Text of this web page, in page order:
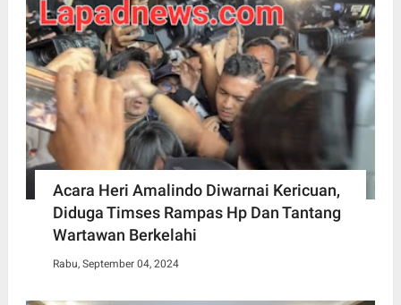
Acara Heri Amalindo Diwarnai Kericuan,
Diduga Timses Rampas Hp Dan Tantang
Wartawan Berkelahi
Rabu, September 04, 2024